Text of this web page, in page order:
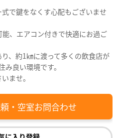
で鍵をなくす心配もございませ
、エアコン付きで快適にお過ご
、約1㎞に渡って多くの飲食店が
良い環境です。
ませ。
・空室お問合わせ